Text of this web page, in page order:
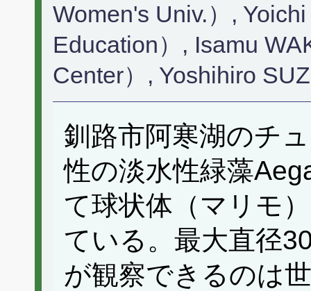
Women's Univ.）,
Education）, Isamu
Center）, Yoshihiro
釧路市阿寒湖のチ
性の淡水性緑藻
て球状体（マリモ
ている。最大直径
が観察できるのは